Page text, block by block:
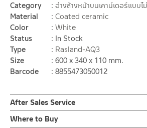
Category
อ่างล้างหน้าบนเคาน์เตอร์แบบ
Material
Coated ceramic
Color
White
Status
In Stock
Type
Rasland-AQ3
Size
600 x 340 x 110 mm.
Barcode
8855473050012
After Sales Service
Online Platform
Where to Buy